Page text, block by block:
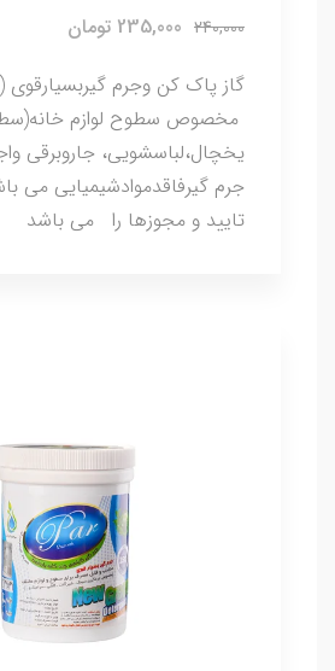
240,000 235,000 تومان
گاز پاک کن وجرم
مخصوص سطوح لوازم
یخچال،لباسشویی، جاروبرقی
جرم گیرفاقدموادشیمیایی می
تایید و مجوزها را می باشد